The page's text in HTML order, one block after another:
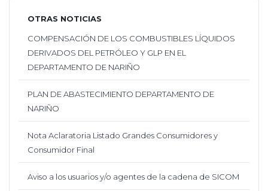
OTRAS NOTICIAS
COMPENSACIÓN DE LOS COMBUSTIBLES LÍQUIDOS
DERIVADOS DEL PETRÓLEO Y GLP EN EL
DEPARTAMENTO DE NARIÑO
PLAN DE ABASTECIMIENTO DEPARTAMENTO DE
NARIÑO
Nota Aclaratoria Listado Grandes Consumidores y
Consumidor Final
Aviso a los usuarios y/o agentes de la cadena de SICOM